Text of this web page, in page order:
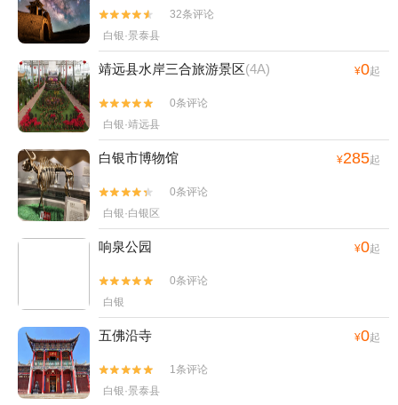


32条评论
白银·景泰县
靖远县水岸三合旅游景区(4A) ¥0起


0条评论
白银·靖远县
白银市博物馆 ¥285起


0条评论
白银·白银区
响泉公园 ¥0起


0条评论
白银
五佛沿寺 ¥0起


1条评论
白银·景泰县